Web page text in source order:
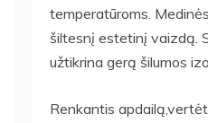
temperatūroms.
šiltesnį estetinį vaizdą.
užtikrina gerą šilumos
Renkantis